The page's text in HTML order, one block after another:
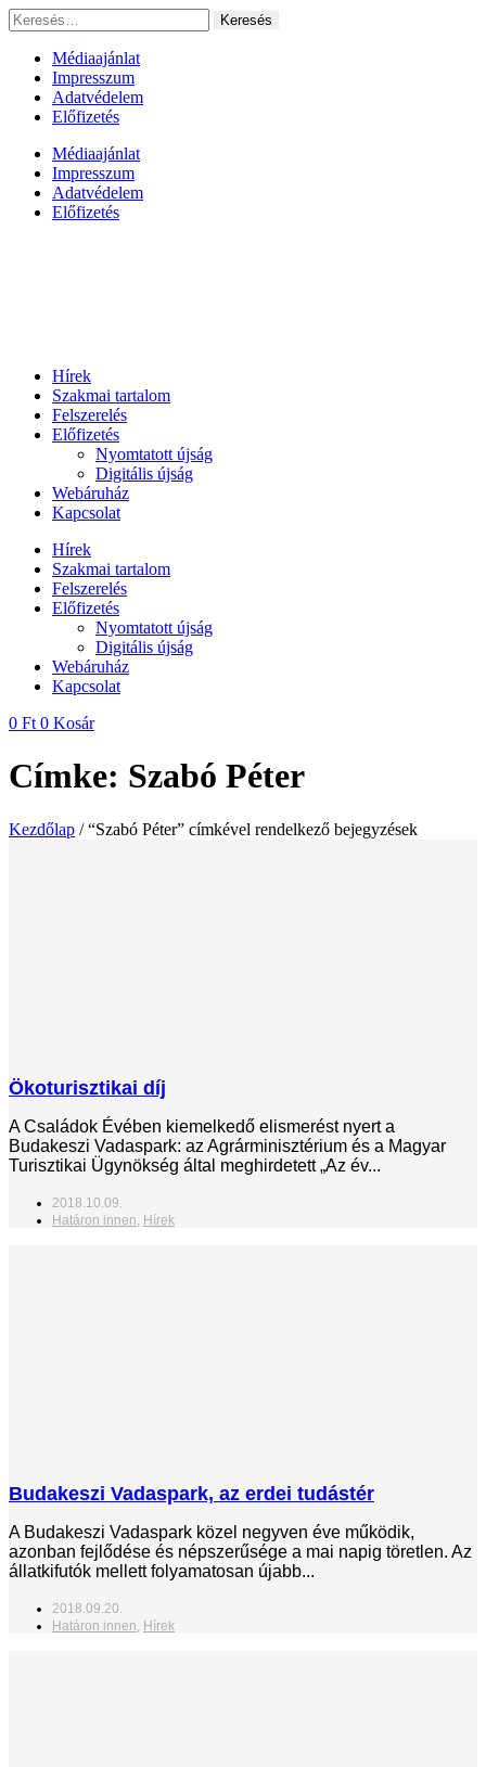
Ugrás
a
tartalomhoz
Keresés:
Médiaajánlat
Impresszum
Adatvédelem
Előfizetés
Médiaajánlat
Impresszum
Adatvédelem
Előfizetés
Hírek
Szakmai tartalom
Felszerelés
Előfizetés
Nyomtatott újság
Digitális újság
Webáruház
Kapcsolat
Hírek
Szakmai tartalom
Felszerelés
Előfizetés
Nyomtatott újság
Digitális újság
Webáruház
Kapcsolat
0 Ft 0 Kosár
Címke: Szabó Péter
Kezdőlap / “Szabó Péter” címkével rendelkező bejegyzések
Ökoturisztikai díj
A Családok Évében kiemelkedő elismerést nyert a
Budakeszi Vadaspark: az Agrárminisztérium és a Magyar
Turisztikai Ügynökség által meghirdetett „Az év...
2018.10.09.
Határon innen, Hírek
Budakeszi Vadaspark, az erdei tudástér
A Budakeszi Vadaspark közel negyven éve működik,
azonban fejlődése és népszerűsége a mai napig töretlen. Az
állatkifutók mellett folyamatosan újabb...
2018.09.20.
Határon innen Hírek